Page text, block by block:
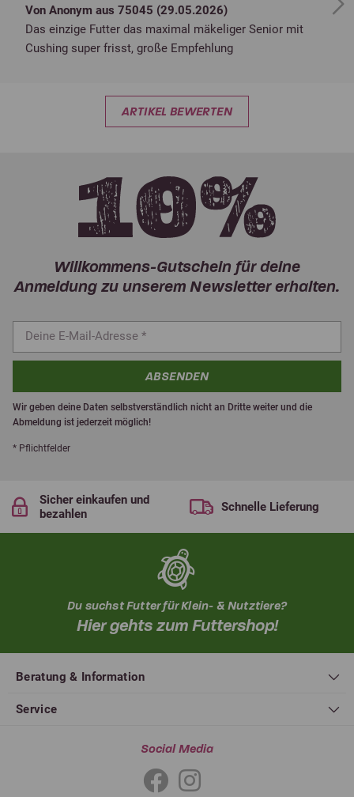
Von Anonym aus 75045 (29.05.2026)
Das einzige Futter das maximal mäkeliger Senior mit
Cushing super frisst, große Empfehlung
Next
ARTIKEL BEWERTEN
Willkommens-Gutschein für deine
Anmeldung zu unserem Newsletter erhalten.
ABSENDEN
Wir geben deine Daten selbstverständlich nicht an Dritte weiter und die
Abmeldung ist jederzeit möglich!
* Pflichtfelder
Sicher einkaufen und
bezahlen
Schnelle Lieferung
Du suchst Futter für Klein- & Nutztiere?
Hier gehts zum Futtershop!
Beratung & Information
Service
Social Media